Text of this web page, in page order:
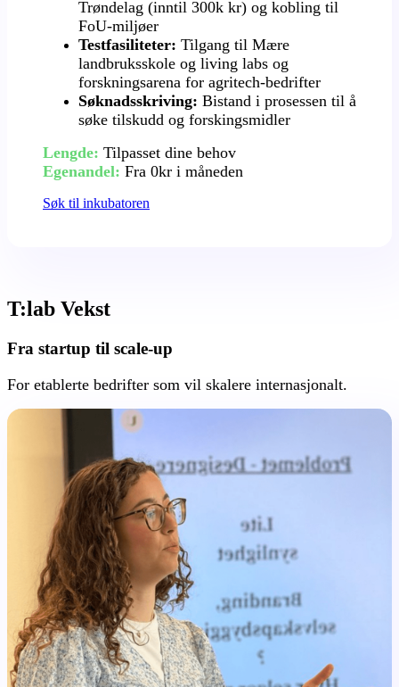
Trøndelag (inntil 300k kr) og kobling til
FoU-miljøer
Testfasiliteter: Tilgang til Mære
landbruksskole og living labs og
forskningsarena for agritech-bedrifter
Søknadsskriving: Bistand i prosessen til å
søke tilskudd og forskingsmidler
Lengde: Tilpasset dine behov
Egenandel: Fra 0kr i måneden
Søk til inkubatoren
T:lab Vekst
Fra startup til scale-up
For etablerte bedrifter som vil skalere internasjonalt.